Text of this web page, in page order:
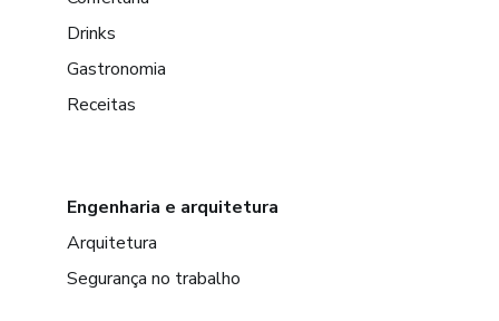
Drinks
Gastronomia
Receitas
Engenharia e arquitetura
Arquitetura
Segurança no trabalho